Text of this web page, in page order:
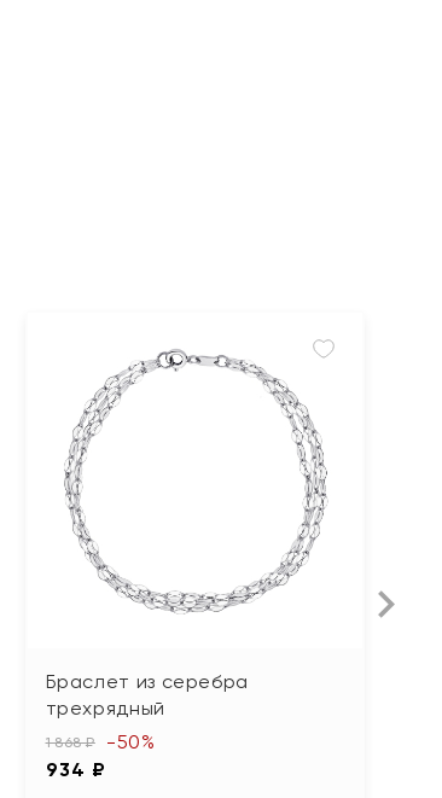
Браслет из серебра
трехрядный
1 868 ₽
934 ₽
-50%